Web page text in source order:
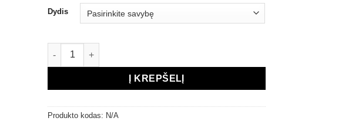
Dydis
produkto kiekis: Marškinėliai „SKM summer camp”
Į KREPŠELĮ
Produkto kodas: N/A